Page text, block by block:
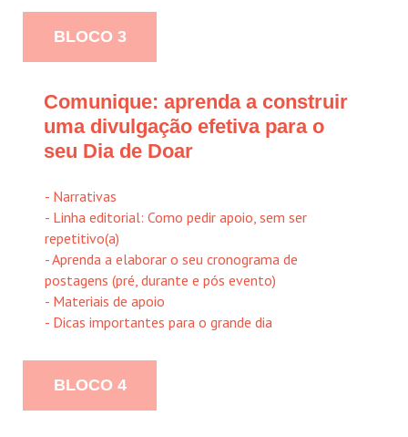
BLOCO 3
Comunique: aprenda a construir
uma divulgação efetiva para o
seu Dia de Doar
- Narrativas
- Linha editorial: Como pedir apoio, sem ser
repetitivo(a)
- Aprenda a elaborar o seu cronograma de
postagens (pré, durante e pós evento)
- Materiais de apoio
- Dicas importantes para o grande dia
BLOCO 4